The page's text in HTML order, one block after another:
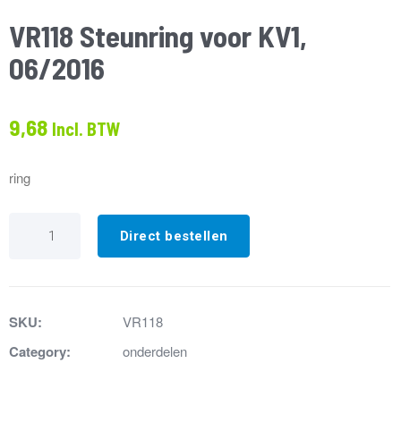
VR118 Steunring voor KV1,
06/2016
9,68 Incl. BTW
ring
Steunring
Direct bestellen
SKU: VR118
Category: onderdelen